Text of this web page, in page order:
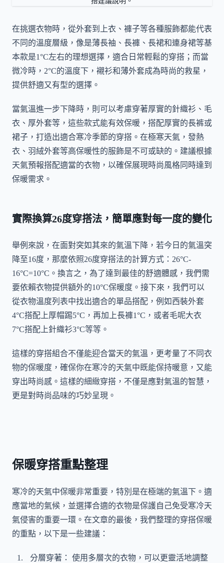
在挑選衣物時，從外套到上衣、褲子等各種服飾都能代表
不同的溫度層級，像是薄長袖、長褲、長裙和連身裙等基
本款是1°C左右的理想選擇，適合日常輕鬆的穿搭；而當
微冷時，2°C的溫度下，襯衫和薄外套成為時尚的救星，
提供舒適又有型的選擇。
當氣溫進一步下降時，則可以考慮穿著厚實的針織衫、毛
衣、厚外套等，這些款式能有效保暖，搭配厚實的長裤或
裙子，打造出適合寒冷季節的穿搭。在極寒天氣，發熱
衣、羽絨外套等高保暖性的服飾是不可或缺的。建議根據
天氣預報搭配適當的衣物，以確保展現時尚風格同時達到
保暖需求。
實際換算26度穿搭法，簡單應對每一度的變化
舉例來說，在面對突如其來的氣溫下降，若今日的氣溫突
降至16度，那麼依照26度穿搭法的計算方式：26°C-
16°C=10°C。換言之，為了達到最佳的舒適體感，我們需
要依賴衣物提供額外的10°C保暖度。接下來，我們可以
從衣物溫度列表中找出適合的單品搭配，例如西裝外套
4°C搭配上厚帽踢5°C，再加上長褲1°C，或者毛呢大衣
7°C搭配上針織衫3°C等等。
這樣的穿搭組合不僅能迎合當天的氣溫，更考量了不同衣
物的保暖度，確保你在寒冷的天氣中既能保持暖意，又能
穿出時尚感。這樣的細緻穿搭，不僅是應對氣溫的智慧，
更是對時尚品味的巧妙呈現。
保暖穿搭重點整理
寒冷的天氣中保暖非常重要，特別是在極端的氣溫下。適
應當地的氣候，並選擇合適的衣物是保護自己免受寒冷天
氣侵害的重要一環。在文章的最後，我們整理的穿搭保暖
的重點，以下是一些建議：
分層穿著： 使用多層次的衣物，可以更靈活地調整